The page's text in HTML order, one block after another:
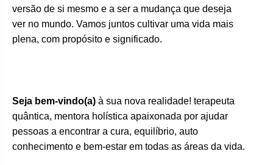
versão de si mesmo e a ser a mudança que deseja
ver no mundo. Vamos juntos cultivar uma vida mais
plena, com propósito e significado.
Seja bem-vindo(a) à sua nova realidade! terapeuta
quântica, mentora holística apaixonada por ajudar
pessoas a encontrar a cura, equilíbrio, auto
conhecimento e bem-estar em todas as áreas da vida.